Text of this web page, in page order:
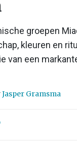
groepen
kleuren en
van een
Jasper Gramsma